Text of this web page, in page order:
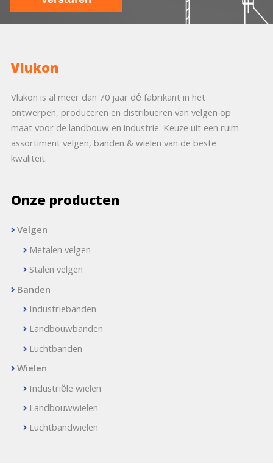
Vlukon
Vlukon is al meer dan 70 jaar dé fabrikant in het
ontwerpen, produceren en distribueren van velgen op
maat voor de landbouw en industrie. Keuze uit een ruim
assortiment velgen, banden & wielen van de beste
kwaliteit.
Onze producten
Velgen
Metalen velgen
Stalen velgen
Banden
Industriebanden
Landbouwbanden
Luchtbanden
Wielen
Industriële wielen
Landbouwwielen
Luchtbandwielen